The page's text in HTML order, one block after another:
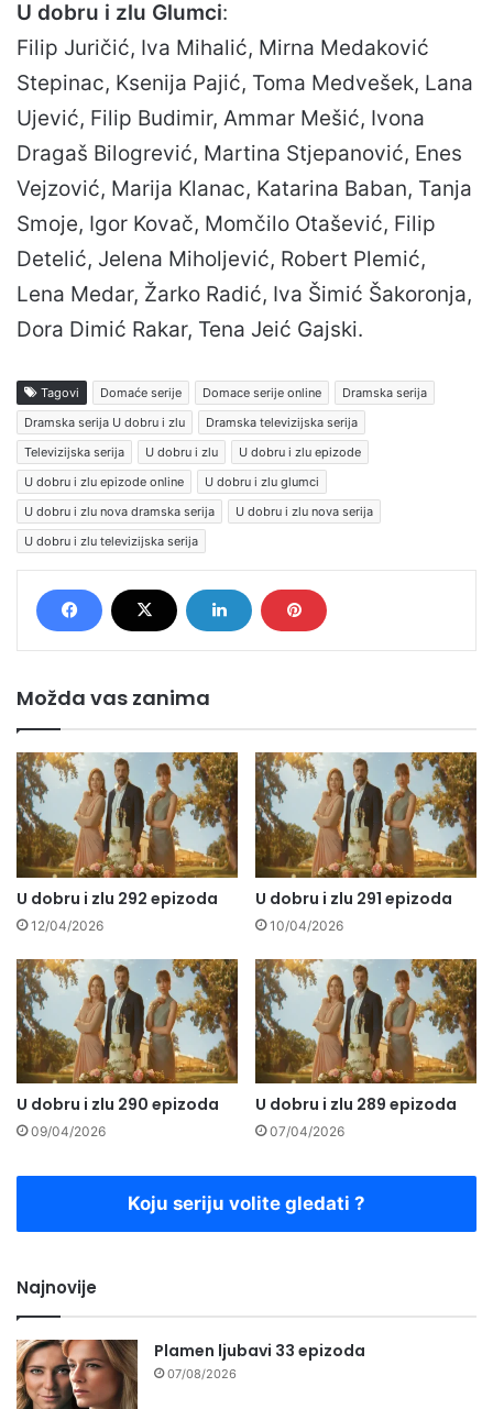
U dobru i zlu Glumci:
Filip Juričić, Iva Mihalić, Mirna Medaković
Stepinac, Ksenija Pajić, Toma Medvešek, Lana
Ujević, Filip Budimir, Ammar Mešić, Ivona
Dragaš Bilogrević, Martina Stjepanović, Enes
Vejzović, Marija Klanac, Katarina Baban, Tanja
Smoje, Igor Kovač, Momčilo Otašević, Filip
Detelić, Jelena Miholjević, Robert Plemić,
Lena Medar, Žarko Radić, Iva Šimić Šakoronja,
Dora Dimić Rakar, Tena Jeić Gajski.
Tagovi Domaće serije Domace serije online
Dramska serija
Dramska serija U dobru i zlu
Dramska televizijska serija
Televizijska serija
U dobru i zlu
U dobru i zlu epizode
U dobru i zlu epizode online
U dobru i zlu glumci
U dobru i zlu nova dramska serija
U dobru i zlu nova serija
U dobru i zlu televizijska serija
Možda vas zanima
U dobru i zlu 292 epizoda
12/04/2026
U dobru i zlu 291 epizoda
10/04/2026
U dobru i zlu 290 epizoda
09/04/2026
U dobru i zlu 289 epizoda
07/04/2026
Koju seriju volite gledati ?
Najnovije
Plamen ljubavi 33 epizoda
07/08/2026